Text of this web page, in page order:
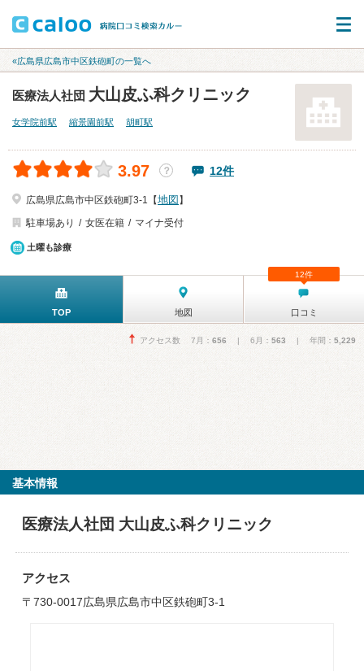
«広島県広島市中区鉄砲町の一覧へ
医療法人社団 大山皮ふ科クリニック
女学院前駅 縮景園前駅 胡町駅
3.97 ？ 12件
広島県広島市中区鉄砲町3-1【地図 】
駐車場あり
女医在籍 マイナ受付
土曜も診療
TOP 地図 口コミ
12件
アクセス数 7月： 656 | 6月： 563 | 年間： 5,229
基本情報
医療法人社団 大山皮ふ科クリニック
アクセス
〒730-0017広島県広島市中区鉄砲町3-1